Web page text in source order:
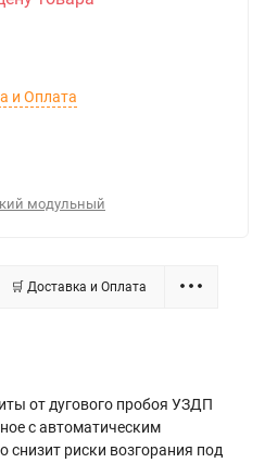
и Оплата
модульный
🛒 Доставка и Оплата
от дугового пробоя УЗДП
с автоматическим
риски возгорания под